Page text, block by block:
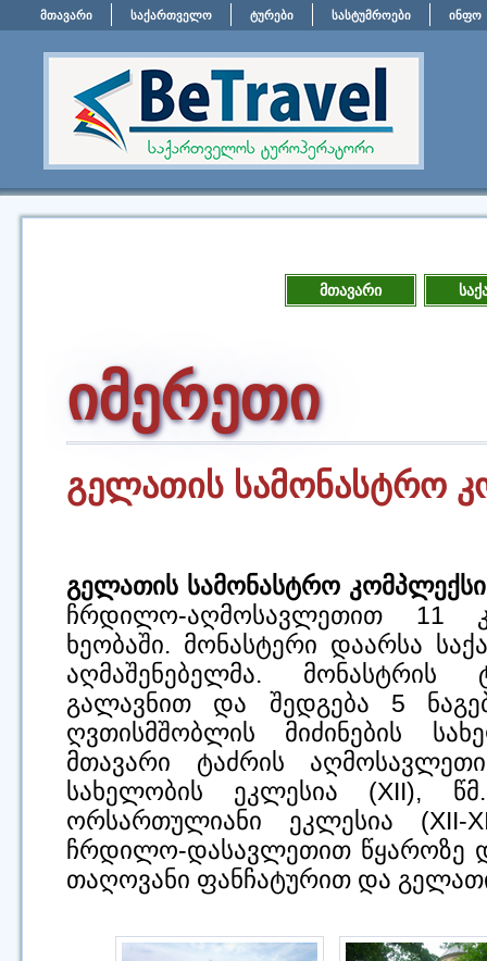
მთავარი საქართველო ტურები სასტუმროები ინფო
მთავარი
იმერეთი
გელათის სამონასტრო
გელათის სამონასტრო კომპლექსი
ჩრდილო-აღმოსავლეთით 11
ხეობაში. მონასტერი დაარსა
აღმაშენებელმა.
გალავნით და შედგება 5
ღვთისმშობლის მიძინების
მთავარი ტაძრის
სახელობის ეკლესია (XII),
ორსართულიანი ეკლესია (XII-
ჩრდილო-დასავლეთით წყაროზე
თაღოვანი ფანჩატურით და